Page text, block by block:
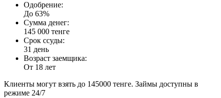
Одобрение:
До 63%
Сумма денег:
145 000 тенге
Срок ссуды:
31 день
Возраст заемщика:
От 18 лет
Клиенты могут взять до 145000 тенге. Займы доступны в
режиме 24/7